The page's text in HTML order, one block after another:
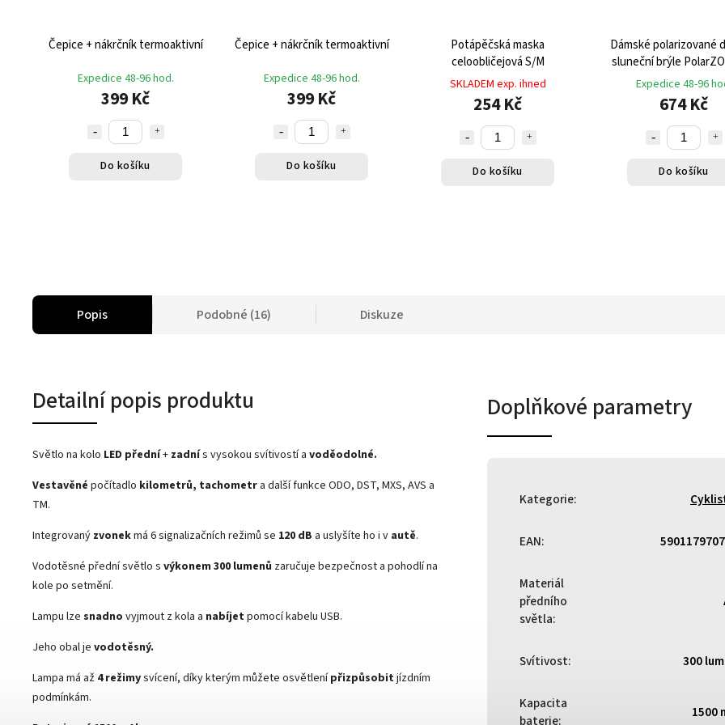
Čepice + nákrčník termoaktivní
Expedice 48-96 hod.
399 Kč
Do košíku
Čepice + nákrčník termoaktivní
Expedice 48-96 hod.
399 Kč
Do košíku
Potápěčská maska
celoobličejová S/M
SKLADEM exp. ihned
254 Kč
Do košíku
Dámské polarizované
sluneční brýle
400 béžové
Expedice 48-96
674 Kč
Do košíku
Popis Podobné (16) Diskuze
Detailní popis produktu
Světlo na kolo LED přední+ zadnís vysokou svítivostí a voděodolné.
Vestavěné počítadlo kilometrů, tachometr a další funkce ODO, DST, MXS, AVS a
TM.
Integrovaný zvonekmá 6 signalizačních režimů se 120 dB a uslyšíte ho i v autě.
Vodotěsné přední světlo s výkonem 300 lumenů zaručuje bezpečnost a pohodlí na
kole po setmění.
Lampu lze snadno vyjmout z kola a nabíjetpomocí kabelu USB.
Jeho obal je vodotěsný.
Lampa má až 4 režimysvícení, díky kterým můžete osvětlenípřizpůsobitjízdním
podmínkám.
Doplňkové parametry
Kategorie:
EAN:
Materiál
předního
světla:
Svítivost: 300
Kapacita
baterie: 1500